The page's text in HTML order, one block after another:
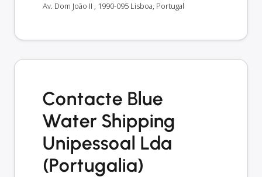
Av. Dom João II , 1990-095 Lisboa, Portugal
Contacte Blue
Water Shipping
Unipessoal Lda
(Portugalia)